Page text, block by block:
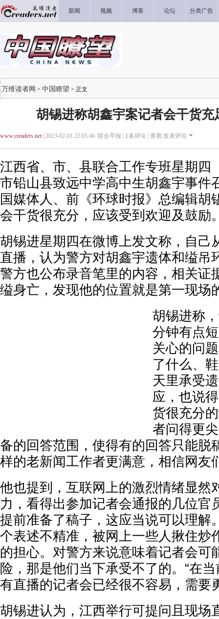
新闻 视频 博客 论坛 分类广告
万维读者网 > 中国瞭望 > 正文
胡锡进称胡鑫宇案记者会干货充
www.creaders.net| 2023-02-01 22:05:46 联合早报 | 1条评论 | 查看/发表评论
江西省、市、县联合工作专班星期四
市铅山县致远中学高中生胡鑫宇事件
国媒体人、前《环球时报》总编辑胡
会干货很充分，应该受到欢迎及鼓励
胡锡进星期四在微博上发文称，自己
直播，认为警方对胡鑫宇遗体和缢吊
警方也公布录音笔里的内容，相关证
缢身亡，发现他的位置就是第一现场
胡锡进称
分钟有点
关心的问
了什么、
天里承受
应，也说
货很充分
者问得更
备的回答范围，使得有的回答只能脱
样的老新闻工作者更满意，相信网友
他也提到，互联网上的激烈情绪显然
力，看得出参加记者会通报的几位官
提前准备了稿子，这应当说可以理解
个表述不精准，被网上一些人揪住炒
的担心。对警方来说意味着记者会可
险，那是他们当下承受不了的。“在
有直播的记者会已经很不容易，需要
胡锡进认为，江西举行可提问且现场